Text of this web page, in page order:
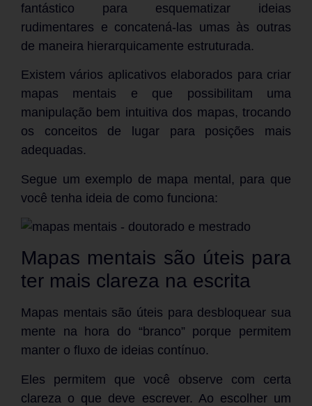
fantástico para esquematizar ideias
rudimentares e concatená-las umas às outras
de maneira hierarquicamente estruturada.
Existem vários aplicativos elaborados para criar
mapas mentais e que possibilitam uma
manipulação bem intuitiva dos mapas, trocando
os conceitos de lugar para posições mais
adequadas.
Segue um exemplo de mapa mental, para que
você tenha ideia de como funciona:
Mapas mentais são úteis para
ter mais clareza na escrita
Mapas mentais são úteis para desbloquear sua
mente na hora do “branco” porque permitem
manter o fluxo de ideias contínuo.
Eles permitem que você observe com certa
clareza o que deve escrever. Ao escolher um